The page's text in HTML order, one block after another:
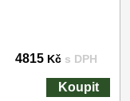
4815 Kč s DPH
Koupit